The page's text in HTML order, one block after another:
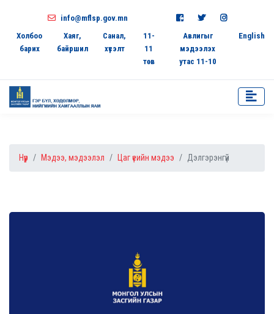
info@mflsp.gov.mn
Холбоо
барих
Хаяг,
байршил
Санал,
хүсэлт
11-
11
төв
Авлигыг
мэдээлэх
утас 11-10
English
Нүүр Мэдээ, мэдээлэл Цаг үеийн мэдээ Дэлгэрэнгүй